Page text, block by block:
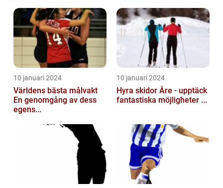
10 januari 2024
Världens bästa målvakt
En genomgång av dess
egens...
10 januari 2024
Hyra skidor Åre - upptäck
fantastiska möjligheter ...